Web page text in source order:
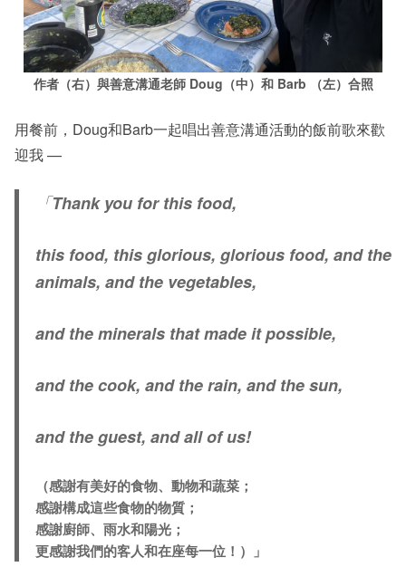
作者（右）與善意溝通老師 Doug（中）和 Barb （左）合照
用餐前，Doug和Barb一起唱出善意溝通活動的飯前歌來歡
迎我 —
「Thank you for this food,
this food, this glorious, glorious food, and the
animals, and the vegetables,
and the minerals that made it possible,
and the cook, and the rain, and the sun,
and the guest, and all of us!
（感謝有美好的食物、動物和蔬菜；
感謝構成這些食物的物質；
感謝廚師、雨水和陽光；
更感謝我們的客人和在座每一位！）」